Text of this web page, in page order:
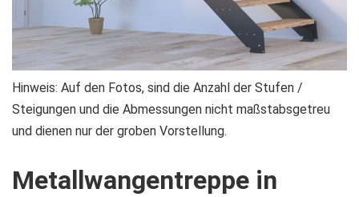
Zum
Anfang
der
springen
Hinweis: Auf den Fotos, sind die Anzahl der Stufen /
Steigungen und die Abmessungen nicht maßstabsgetreu
und dienen nur der groben Vorstellung.
Metallwangentreppe in